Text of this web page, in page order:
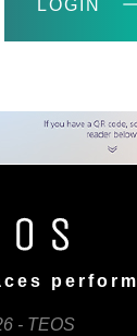
LOGIN
perform
- TEOS